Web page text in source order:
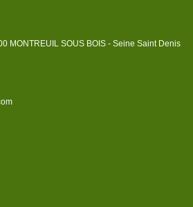
MONTREUIL SOUS BOIS - Seine Saint Denis